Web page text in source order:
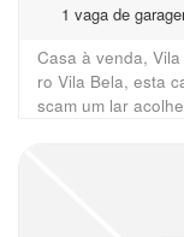
1 vaga de
Casa à venda,
ro Vila Bela, esta
scam um lar